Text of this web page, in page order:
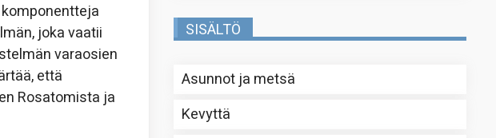
joka vaatii
varaosien
että
Rosatomista ja
SISÄLTÖ
Asunnot ja metsä
Kevyttä